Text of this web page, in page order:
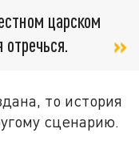
царском
отречься.
то история
сценарию.